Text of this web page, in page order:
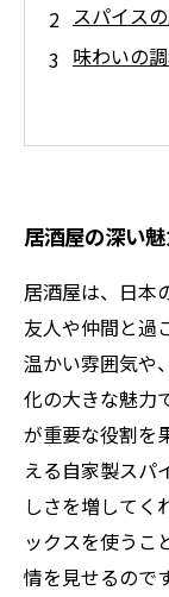
スパイス
味わいの
居酒屋文
楽しみ方
居酒屋の深い
居酒屋は、日本
友人や仲間と過
温かい雰囲気や
化の大きな魅力
が重要な役割を
える自家製スパ
しさを増してく
ックスを使うこ
情を見せるので